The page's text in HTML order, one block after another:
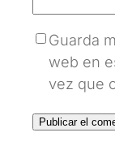
Guarda
web en
vez que